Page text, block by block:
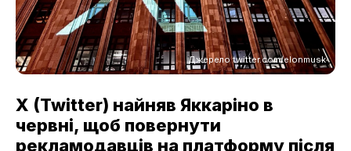
Джерело twitter.com/elonmusk
X (Twitter) найняв Яккаріно в
червні, щоб повернути
рекламодавців на платформу після